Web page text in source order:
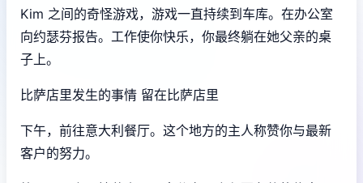
Kim 之间的奇怪游戏，游戏一直持续到车库。在办公室
向约瑟芬报告。工作使你快乐，你最终躺在她父亲的桌
子上。
比萨店里发生的事情 留在比萨店里
下午，前往意大利餐厅。这个地方的主人称赞你与最新
客户的努力。